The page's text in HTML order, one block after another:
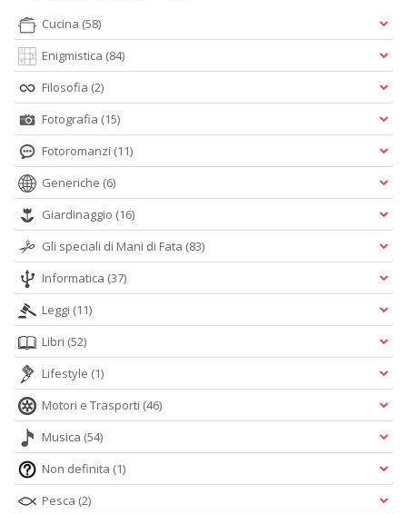
Cucina (58)
Enigmistica (84)
Filosofia (2)
Fotografia (15)
Fotoromanzi (11)
Generiche (6)
Giardinaggio (16)
Gli speciali di Mani di Fata (83)
Informatica (37)
Leggi (11)
Libri (52)
Lifestyle (1)
Motori e Trasporti (46)
Musica (54)
Non definita (1)
Pesca (2)